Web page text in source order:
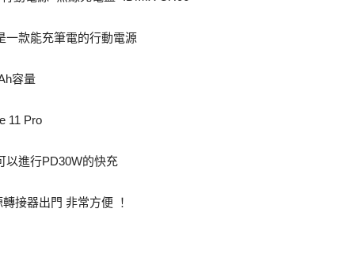
一款能充筆電的行動電源
容量
11 Pro
以進行PD30W的快充
接器出門 非常方便 ！